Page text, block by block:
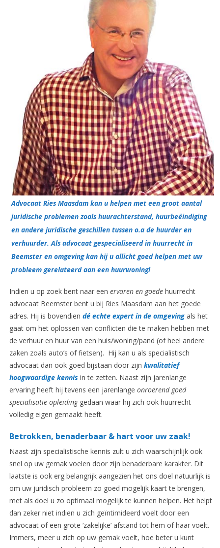
Advocaat Ries Maasdam kan u helpen met een groot aantal
juridische problemen zoals huurachterstand, huurbeëindiging
en andere juridische geschillen tussen o.a de huurder en
verhuurder. Als advocaat gespecialiseerd in huurrecht in
Beemster en omgeving kan hij u allicht goed helpen met uw
probleem gerelateerd aan een huurwoning!
Indien u op zoek bent naar een ervaren en goedehuurrecht
advocaat Beemster bent u bij Ries Maasdam aan het goede
adres. Hij is bovendien dé echte expert in de omgevingals het
gaat om het oplossen van conflicten die te maken hebben met
de verhuur en huur van een huis/woning/pand (of heel andere
zaken zoals auto’s of fietsen). Hij kan u als specialistisch
advocaat dan ook goed bijstaan door zijn kwalitatief
hoogwaardige kennisin te zetten. Naast zijn jarenlange
ervaring heeft hij tevens een jarenlange onroerend goed
specialisatie opleidinggedaan waar hij zich ook huurrecht
volledig eigen gemaakt heeft.
Betrokken, benaderbaar & hart voor uw zaak!
Naast zijn specialistische kennis zult u zich waarschijnlijk ook
snel op uw gemak voelen door zijn benaderbare karakter. Dit
laatste is ook erg belangrijk aangezien het ons doel natuurlijk is
om uw juridisch probleem zo goed mogelijk kaart te brengen,
met als doel u zo optimaal mogelijk te kunnen helpen. Het helpt
dan zeker niet indien u zich geïntimideerd voelt door een
advocaat of een grote ‘zakelijke’ afstand tot hem of haar voelt.
Immers, meer u zich op uw gemak voelt, hoe beter u kunt